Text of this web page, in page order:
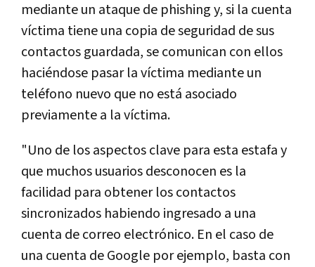
mediante un ataque de phishing y, si la cuenta
víctima tiene una copia de seguridad de sus
contactos guardada, se comunican con ellos
haciéndose pasar la víctima mediante un
teléfono nuevo que no está asociado
previamente a la víctima.
"Uno de los aspectos clave para esta estafa y
que muchos usuarios desconocen es la
facilidad para obtener los contactos
sincronizados habiendo ingresado a una
cuenta de correo electrónico. En el caso de
una cuenta de Google por ejemplo, basta con